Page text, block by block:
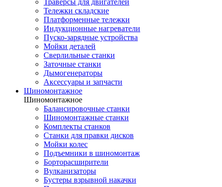
Траверсы для двигателей
Тележки складские
Платформенные тележки
Индукционные нагреватели
Пуско-зарядные устройства
Мойки деталей
Сверлильные станки
Заточные станки
Дымогенераторы
Аксессуары и запчасти
Шиномонтажное
Шиномонтажное
Балансировочные станки
Шиномонтажные станки
Комплекты станков
Станки для правки дисков
Мойки колес
Подъемники в шиномонтаж
Борторасширители
Вулканизаторы
Бустеры взрывной накачки